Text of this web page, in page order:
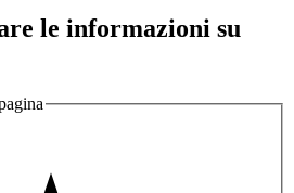
le informazioni su